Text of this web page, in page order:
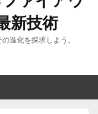
新技術
進化を探求しよう。